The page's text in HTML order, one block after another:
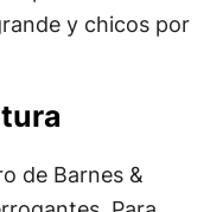
y chicos por
de Barnes &